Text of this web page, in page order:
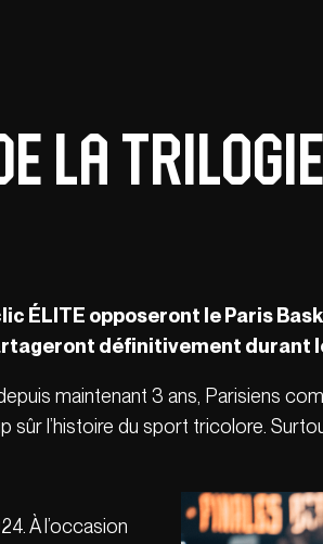
la trilogie
ÉLITE opposeront le Paris
définitivement durant
maintenant 3 ans, Parisiens
l’histoire du sport tricolore.
À l’occasion